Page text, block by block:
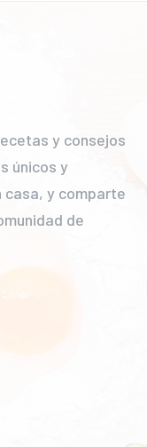
y consejos
únicos y
casa, y comparte
de